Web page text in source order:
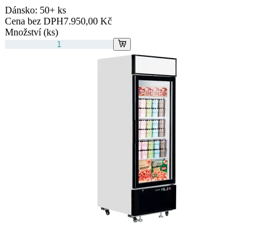
Dánsko: 50+ ks
Cena bez DPH7.950,00 Kč
Množství (ks)